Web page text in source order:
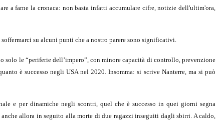
a farne la cronaca: non basta infatti accumulare cifre, notizie dell'ultim'ora,
su alcuni punti che a nostro parere sono significativi.
le “periferie dell’impero”, con minore capacità di controllo, prevenzione
è successo negli USA nel 2020. Insomma: si scrive Nanterre, ma si può
e per dinamiche negli scontri, quel che è successo in quei giorni segna
allora in seguito alla morte di due ragazzi inseguiti dagli sbirri. A caldo,